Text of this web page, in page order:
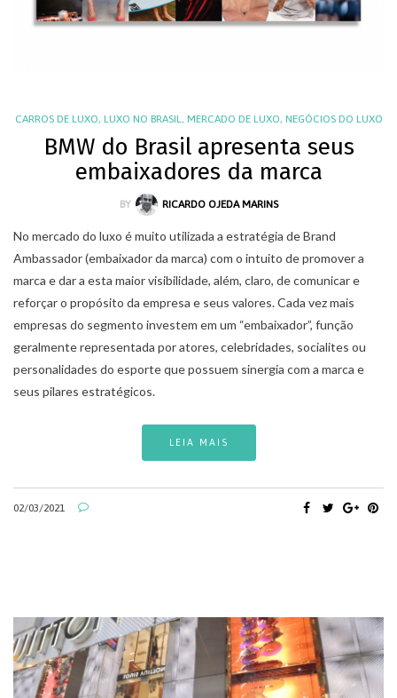
CARROS DE LUXO, LUXO NO BRASIL , MERCADO DE LUXO, NEGÓCIOS DO LUXO
BMW do Brasil apresenta seus
embaixadores da marca
BY RICARDO OJEDA MARINS
No mercado do luxo é muito utilizada a estratégia de Brand
Ambassador (embaixador da marca) com o intuito de promover a
marca e dar a esta maior visibilidade, além, claro, de comunicar e
reforçar o propósito da empresa e seus valores. Cada vez mais
empresas do segmento investem em um “embaixador”, função
geralmente representada por atores, celebridades, socialites ou
personalidades do esporte que possuem sinergia com a marca e
seus pilares estratégicos.
LEIA MAIS
02/03/2021